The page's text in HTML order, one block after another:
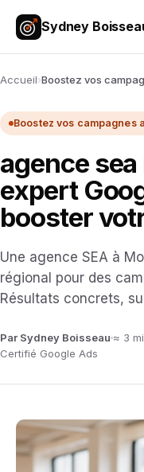
Sydney
Accueil›Boostez vos
Boostez vos campagnes
agence
expert
booster
Une agence SEA à
régional pour des
Résultats concrets,
Par Sydney Boisseau ≈ 3
Certifié Google Ads